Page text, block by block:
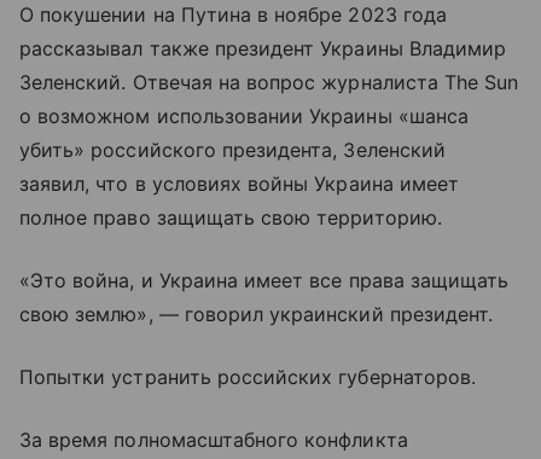
О покушении на Путина в ноябре 2023 года
рассказывал также президент Украины Владимир
Зеленский. Отвечая на вопрос журналиста The Sun
о возможном использовании Украины «шанса
убить» российского президента, Зеленский
заявил, что в условиях войны Украина имеет
полное право защищать свою территорию.
«Это война, и Украина имеет все права защищать
свою землю», — говорил украинский президент.
Попытки устранить российских губернаторов.
За время полномасштабного конфликта